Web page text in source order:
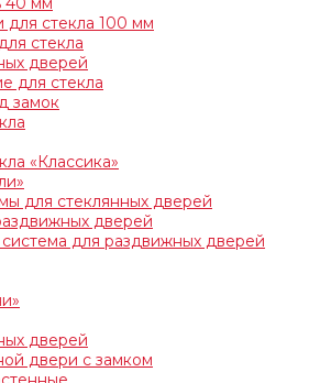
стекла 100 мм
стекла
дверей
для стекла
замок
«Классика»
для стеклянных дверей
дверей
для раздвижных дверей
дверей
двери с замком